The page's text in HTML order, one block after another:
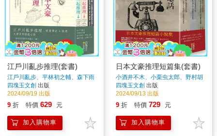
江戶川亂步推理(套書)
江戶川亂步、平林初之輔、森下雨
村、甲賀三郎、國枝史郎、小酒井
不木著
四塊玉文創 出版
2024/09/19 出版
9 折 特價 629 元
加入購物車
日本文豪推理短篇集(套書)
小酒井不木、小栗虫太郎、野村胡
堂著
四塊玉文創 出版
2024/09/13 出版
9 折 特價 729 元
加入購物車